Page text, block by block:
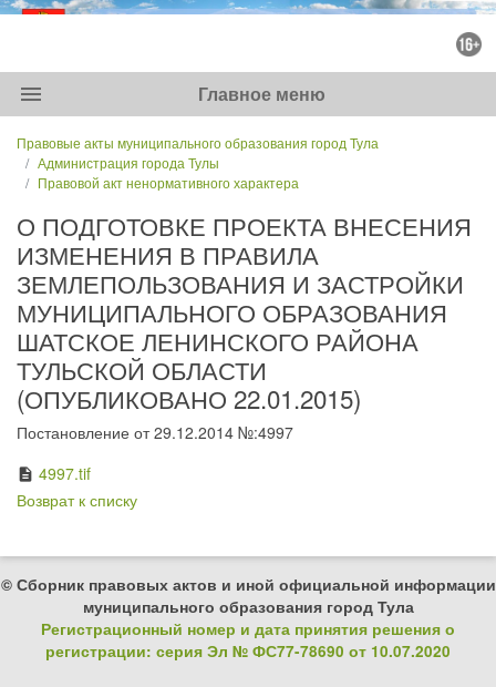
menu Главное меню
Правовые акты муниципального образования город Тула
Администрация города Тулы
Правовой акт ненормативного характера
О ПОДГОТОВКЕ ПРОЕКТА ВНЕСЕНИЯ
ИЗМЕНЕНИЯ В ПРАВИЛА
ЗЕМЛЕПОЛЬЗОВАНИЯ И ЗАСТРОЙКИ
МУНИЦИПАЛЬНОГО ОБРАЗОВАНИЯ
ШАТСКОЕ ЛЕНИНСКОГО РАЙОНА
ТУЛЬСКОЙ ОБЛАСТИ
(ОПУБЛИКОВАНО 22.01.2015)
Постановление от 29.12.2014 №:4997
description 4997.tif
Возврат к списку
© Сборник правовых актов и иной официальной информации
муниципального образования город Тула
Регистрационный номер и дата принятия решения о
регистрации: серия Эл № ФС77-78690 от 10.07.2020